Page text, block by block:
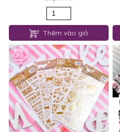
Thêm vào giỏ